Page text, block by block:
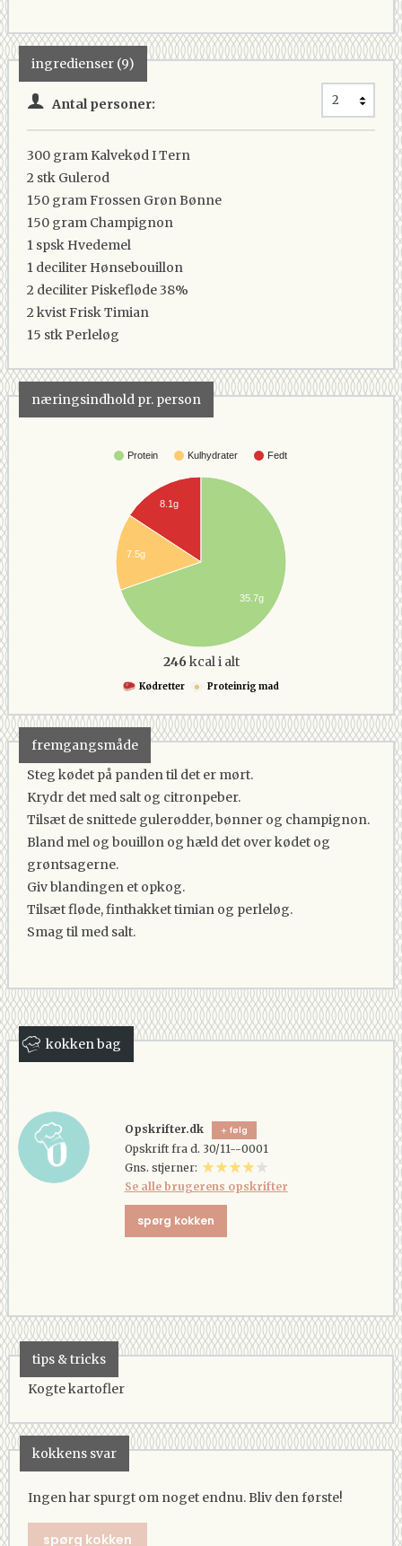
ingredienser (9)
Antal personer:
300 gram Kalvekød I Tern
2 stk Gulerod
150 gramFrossen Grøn Bønne
150 gram Champignon
1 spsk Hvedemel
1 deciliter Hønsebouillon
2 deciliterPiskefløde 38%
2 kvistFrisk Timian
15 stkPerleløg
næringsindhold pr. person
Protein Kulhydrater Fedt
8.1g
7.5g
35.7g
246 kcal i alt
Kødretter Proteinrig mad
fremgangsmåde
Steg kødet på panden til det er mørt.
Krydr det med salt og citronpeber.
Tilsæt de snittede gulerødder, bønner og champignon.
Bland mel og bouillon og hæld det over kødet og
grøntsagerne.
Giv blandingen et opkog.
Tilsæt fløde, finthakket timian og perleløg.
Smag til med salt.
kokken bag
Opskrifter.dk følg
Opskrift fra d. 30/11--0001
Gns. stjerner:
Se alle brugerens opskrifter
spørg kokken
tips & tricks
Kogte kartofler
kokkens svar
Ingen har spurgt om noget endnu. Bliv den første!
spørg kokken